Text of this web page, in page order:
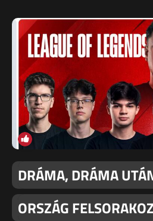
DRÁMA, DRÁMA
ORSZÁG